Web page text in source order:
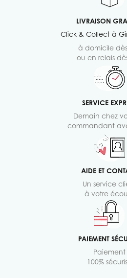
LIVRAISON
Click & Collect à
à domicile
ou en relais
SERVICE
Demain chez
commandant
AIDE ET
Un service
à votre
PAIEMENT
Paiement
100%